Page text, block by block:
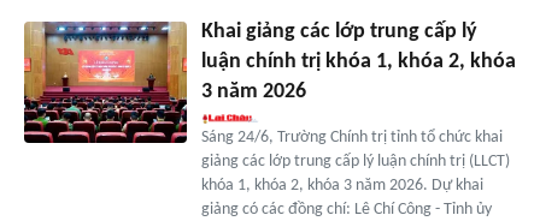
Khai giảng các lớp trung cấp lý
luận chính trị khóa 1, khóa 2, khóa
3 năm 2026
Sáng 24/6, Trường Chính trị tỉnh tổ chức khai
giảng các lớp trung cấp lý luận chính trị (LLCT)
khóa 1, khóa 2, khóa 3 năm 2026. Dự khai
giảng có các đồng chí: Lê Chí Công - Tỉnh ủy